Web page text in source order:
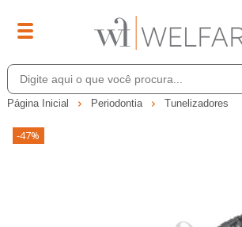
Página Inicial Periodontia Tunelizadores
-47%